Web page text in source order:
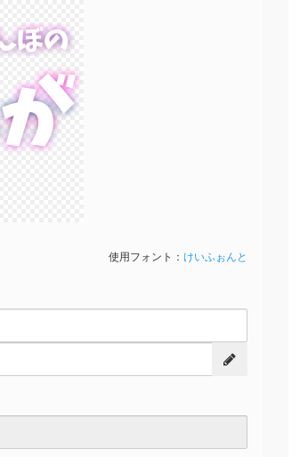
ぼの
ぼの
使用フォント： けいふぉんと